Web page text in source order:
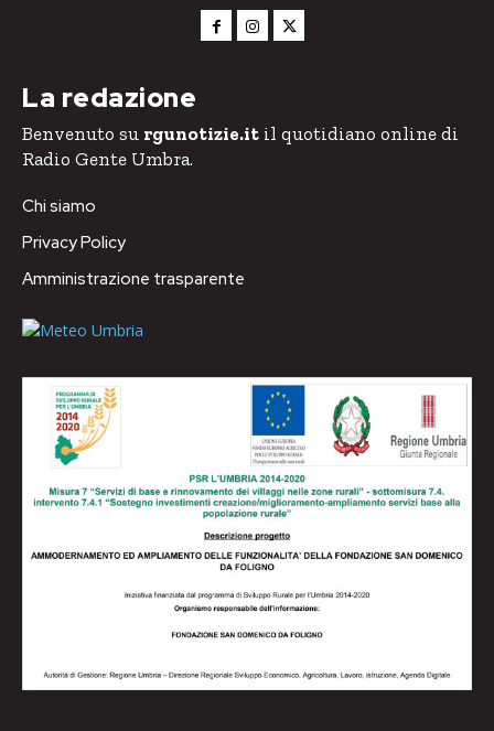
La redazione
Benvenuto su rgunotizie.it il quotidiano online di
Radio Gente Umbra.
Chi siamo
Privacy Policy
Amministrazione trasparente